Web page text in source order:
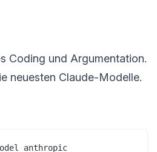
Coding und Argumentation.
neuesten Claude-Modelle.
anthropic